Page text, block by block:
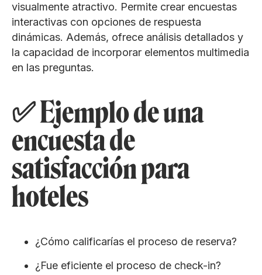
visualmente atractivo. Permite crear encuestas
interactivas con opciones de respuesta
dinámicas. Además, ofrece análisis detallados y
la capacidad de incorporar elementos multimedia
en las preguntas.
✅ Ejemplo de una
encuesta de
satisfacción para
hoteles
¿Cómo calificarías el proceso de reserva?
¿Fue eficiente el proceso de check-in?